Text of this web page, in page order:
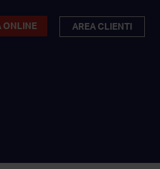
ONLINE AREA CLIENTI